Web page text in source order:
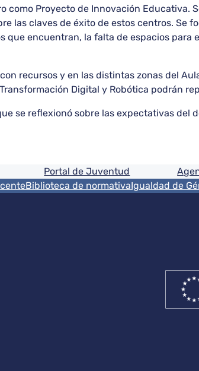
como Proyecto de Innovación Educativa.
las claves de éxito de estos centros. Se
encuentran, la falta de espacios para
recursos y en las distintas zonas del
Digital y Robótica podrán
se reflexionó sobre las expectativas del
Portal de Juventud
Biblioteca de normativaIgualdad de